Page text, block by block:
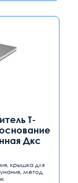
Т-
Дкс
крышка для
метод